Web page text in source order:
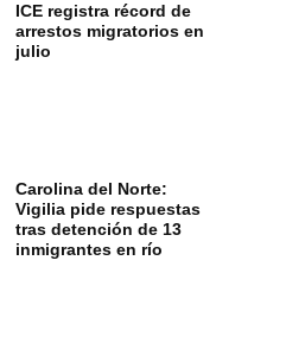
ICE registra récord de
arrestos migratorios en
julio
Carolina del Norte:
Vigilia pide respuestas
tras detención de 13
inmigrantes en río